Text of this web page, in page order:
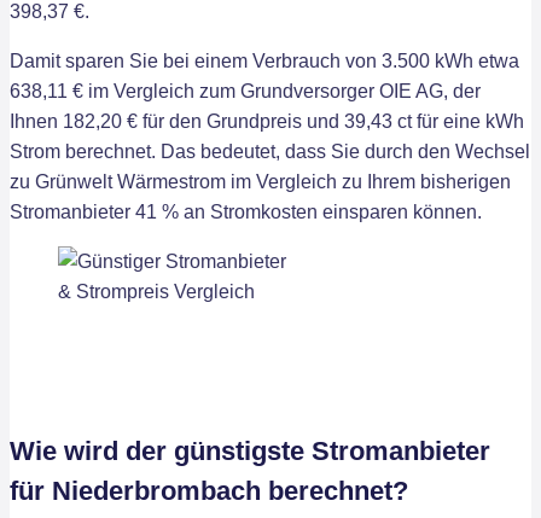
398,37 €.
Damit sparen Sie bei einem Verbrauch von 3.500 kWh etwa
638,11 € im Vergleich zum Grundversorger OIE AG, der
Ihnen 182,20 € für den Grundpreis und 39,43 ct für eine kWh
Strom berechnet. Das bedeutet, dass Sie durch den Wechsel
zu Grünwelt Wärmestrom im Vergleich zu Ihrem bisherigen
Stromanbieter 41 % an Stromkosten einsparen können.
Wie wird der günstigste Stromanbieter
für Niederbrombach berechnet?